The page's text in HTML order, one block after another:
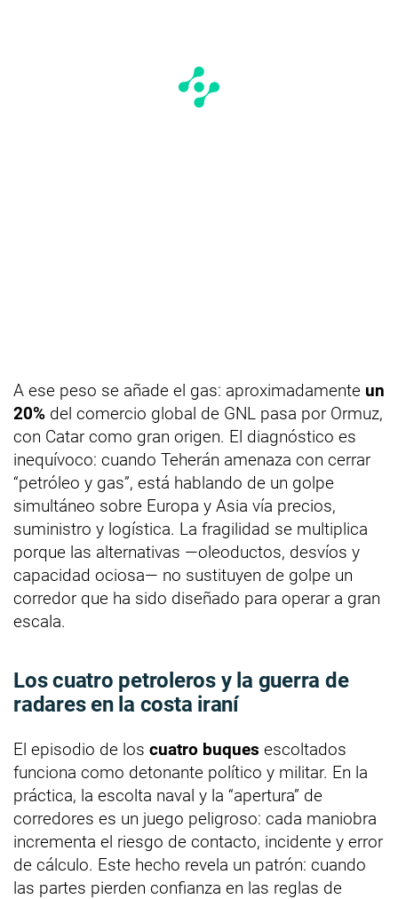
A ese peso se añade el gas: aproximadamente un
20% del comercio global de GNL pasa por Ormuz,
con Catar como gran origen. El diagnóstico es
inequívoco: cuando Teherán amenaza con cerrar
“petróleo y gas”, está hablando de un golpe
simultáneo sobre Europa y Asia vía precios,
suministro y logística. La fragilidad se multiplica
porque las alternativas —oleoductos, desvíos y
capacidad ociosa— no sustituyen de golpe un
corredor que ha sido diseñado para operar a gran
escala.
Los cuatro petroleros y la guerra de
radares en la costa iraní
El episodio de los cuatro buques escoltados
funciona como detonante político y militar. En la
práctica, la escolta naval y la “apertura” de
corredores es un juego peligroso: cada maniobra
incrementa el riesgo de contacto, incidente y error
de cálculo. Este hecho revela un patrón: cuando
las partes pierden confianza en las reglas de